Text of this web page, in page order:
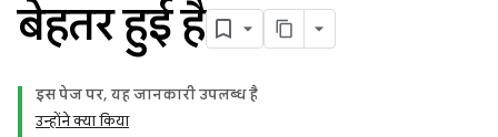
बेहतर हुई है
इस पेज पर, यह जानकारी उपलब्ध है
उन्होंने क्या किया